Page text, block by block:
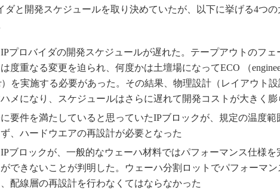
編】
ダと開発スケジュールを取り決めていたが、以下に挙げる4つ
プロバイダの開発スケジュールが遅れた。テープアウトのフェ
度重なる変更を迫られ、何度かは土壇場になってECO （
）を実施する必要があった。その結果、物理設計（レイアウト設
メになり、スケジュールはさらに遅れて開発コストが大きく膨
要件を満たしていると思っていたIPブロックが、規定の温度範
、ハードウエアの再設計が必要となった
ブロックが、一般的なウェーハ材料ではパフォーマンス仕様を
できないことが判明した。ウェーハ分割ロットでパフォーマン
配線層の再設計を行わなくてはならなかった